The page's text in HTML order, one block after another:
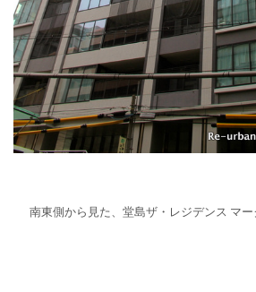
南東側から見た、堂島ザ・レジデンス マー